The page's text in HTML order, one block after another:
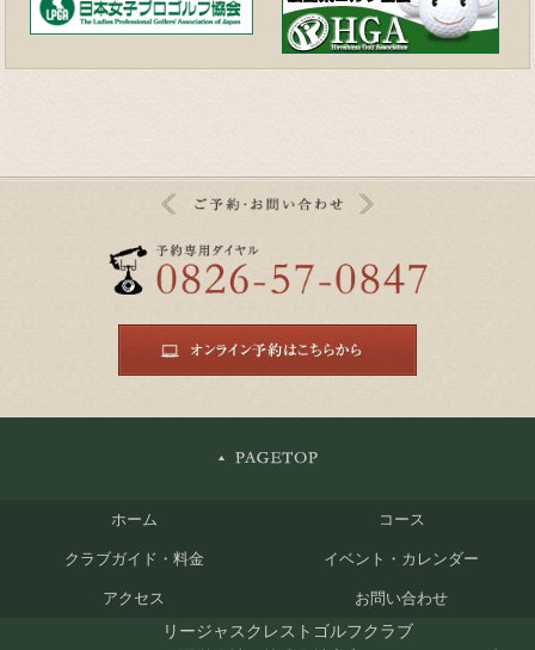
ホーム コース
クラブガイド・料金 イベント・カレンダー
アクセス お問い合わせ
リージャスクレストゴルフクラブ